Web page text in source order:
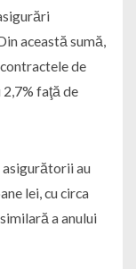
această sumă,
de
faţă de
asigurătorii au
lei, cu circa
a anului